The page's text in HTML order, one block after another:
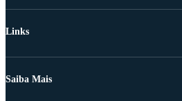
Links
Saiba Mais